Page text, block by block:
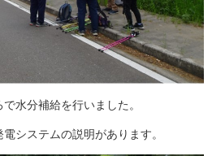
水分補給を行いました。
システムの説明があります。